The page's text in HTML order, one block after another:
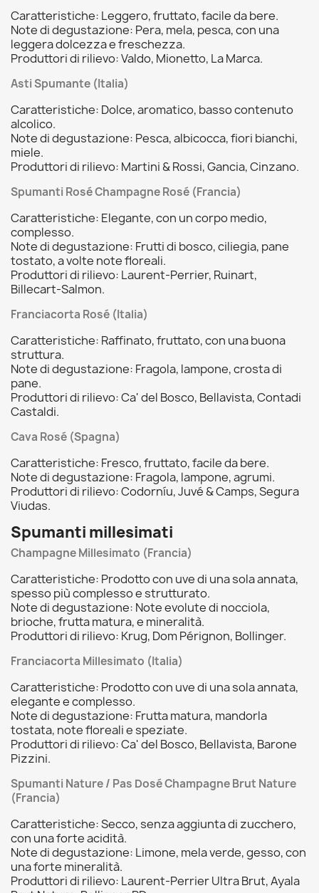
Caratteristiche: Leggero, fruttato, facile da bere.
Note di degustazione: Pera, mela, pesca, con una
leggera dolcezza e freschezza.
Produttori di rilievo: Valdo, Mionetto, La Marca.
Asti Spumante (Italia)
Caratteristiche: Dolce, aromatico, basso contenuto
alcolico.
Note di degustazione: Pesca, albicocca, fiori bianchi,
miele.
Produttori di rilievo: Martini & Rossi, Gancia, Cinzano.
Spumanti Rosé Champagne Rosé (Francia)
Caratteristiche: Elegante, con un corpo medio,
complesso.
Note di degustazione: Frutti di bosco, ciliegia, pane
tostato, a volte note floreali.
Produttori di rilievo: Laurent-Perrier, Ruinart,
Billecart-Salmon.
Franciacorta Rosé (Italia)
Caratteristiche: Raffinato, fruttato, con una buona
struttura.
Note di degustazione: Fragola, lampone, crosta di
pane.
Produttori di rilievo: Ca' del Bosco, Bellavista, Contadi
Castaldi.
Cava Rosé (Spagna)
Caratteristiche: Fresco, fruttato, facile da bere.
Note di degustazione: Fragola, lampone, agrumi.
Produttori di rilievo: Codorníu, Juvé & Camps, Segura
Viudas.
Spumanti millesimati
Champagne Millesimato (Francia)
Caratteristiche: Prodotto con uve di una sola annata,
spesso più complesso e strutturato.
Note di degustazione: Note evolute di nocciola,
brioche, frutta matura, e mineralità.
Produttori di rilievo: Krug, Dom Pérignon, Bollinger.
Franciacorta Millesimato (Italia)
Caratteristiche: Prodotto con uve di una sola annata,
elegante e complesso.
Note di degustazione: Frutta matura, mandorla
tostata, note floreali e speziate.
Produttori di rilievo: Ca' del Bosco, Bellavista, Barone
Pizzini.
Spumanti Nature / Pas Dosé Champagne Brut Nature
(Francia)
Caratteristiche: Secco, senza aggiunta di zucchero,
con una forte acidità.
Note di degustazione: Limone, mela verde, gesso, con
una forte mineralità.
Produttori di rilievo: Laurent-Perrier Ultra Brut, Ayala